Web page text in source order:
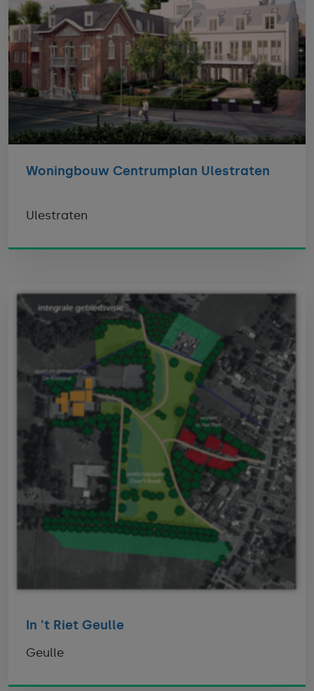
Woningbouw Centrumplan Ulestraten
Ulestraten
In 't Riet Geulle
Geulle